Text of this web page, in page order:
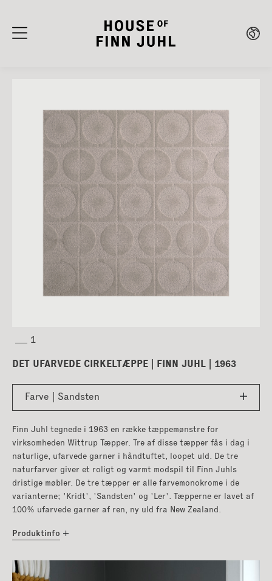
DET UFARVEDE CIRKELTÆPPE | FINN JUHL | 1963
Farve | Sandsten
Finn Juhl tegnede i 1963 en række tæppemønstre for
virksomheden Wittrup Tæpper. Tre af disse tæpper fås i dag i
naturlige, ufarvede garner i håndtuftet, loopet uld. De tre
naturfarver giver et roligt og varmt modspil til Finn Juhls
dristige møbler. De tre tæpper er alle farvemonokrome i de
varianterne; 'Kridt', 'Sandsten' og 'Ler'. Tæpperne er lavet af
100% ufarvede garner af ren, ny uld fra New Zealand.
Produktinfo